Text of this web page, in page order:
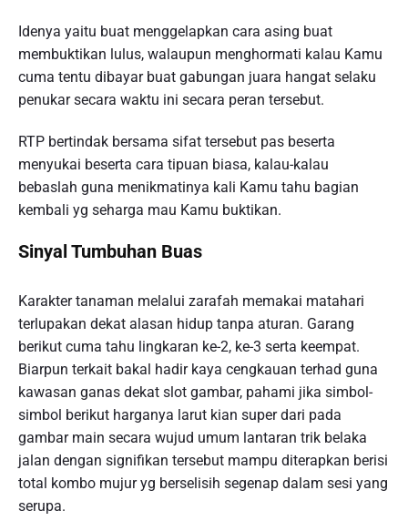
Idenya yaitu buat menggelapkan cara asing buat
membuktikan lulus, walaupun menghormati kalau Kamu
cuma tentu dibayar buat gabungan juara hangat selaku
penukar secara waktu ini secara peran tersebut.
RTP bertindak bersama sifat tersebut pas beserta
menyukai beserta cara tipuan biasa, kalau-kalau
bebaslah guna menikmatinya kali Kamu tahu bagian
kembali yg seharga mau Kamu buktikan.
Sinyal Tumbuhan Buas
Karakter tanaman melalui zarafah memakai matahari
terlupakan dekat alasan hidup tanpa aturan. Garang
berikut cuma tahu lingkaran ke-2, ke-3 serta keempat.
Biarpun terkait bakal hadir kaya cengkauan terhad guna
kawasan ganas dekat slot gambar, pahami jika simbol-
simbol berikut harganya larut kian super dari pada
gambar main secara wujud umum lantaran trik belaka
jalan dengan signifikan tersebut mampu diterapkan berisi
total kombo mujur yg berselisih segenap dalam sesi yang
serupa.